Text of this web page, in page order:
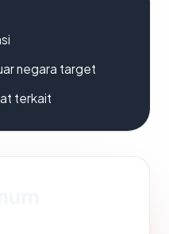
negara target
terkait